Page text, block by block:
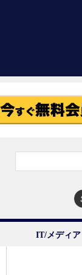
IT/メディア